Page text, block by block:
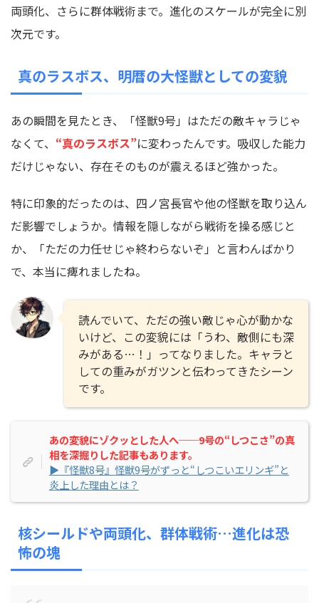
両頭化、さらに群体戦術まで。進化のスケールが完全に別
次元です。
真のラスボス、明暦の大怪獣としての変貌
あの瞬間を見たとき、「怪獣9号」はただの敵キャラじゃ
なくて、 “真のラスボス”に変わったんです。吸収した能力
だけじゃない、存在そのものが震えるほど強かった。
特に印象的だったのは、四ノ宮長官や他の怪獣を取り込ん
だ影響でしょうか。情報を隠しながら戦術を操る感じと
か、「ただの力任せじゃ終わらないぞ」と言わんばかり
で、本当に痺れましたね。
読んでいて、ただの強い敵じゃ心が動かな
いけど、この変貌には「うわ、敵側にも深
みがある…！」ってなりました。キャラと
しての重みがガツンと伝わってきたシーン
です。
あの変貌にゾクッとした人へ──9号の“しつこさ”の真
相を深掘りした記事もあります。
▶『怪獣8号』怪獣9号がずっと“しつこいエリンギ”と
炎上した理由とは？
核シールドや両頭化、群体戦術…進化は恐
怖の塊